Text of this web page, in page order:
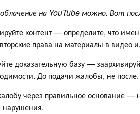
на YouTube можно. Вот
контент — определите, что
права на материалы в видео
доказательную базу —
До подачи жалобы, не после.
через правильное основание —
нарушения.